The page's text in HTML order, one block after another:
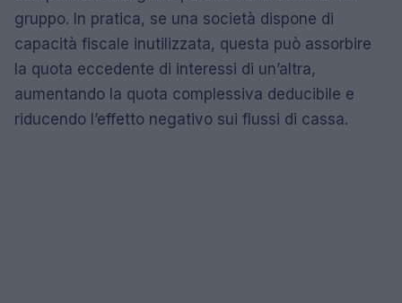
gruppo. In pratica, se una società dispone di
capacità fiscale inutilizzata, questa può assorbire
la quota eccedente di interessi di un’altra,
aumentando la quota complessiva deducibile e
riducendo l’effetto negativo sui flussi di cassa.